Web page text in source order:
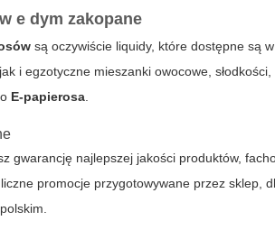
e dym zakopane
są oczywiście liquidy, które dostępne są
i egzotyczne mieszanki owocowe,
E-papierosa
gwarancję najlepszej jakości produktów,
promocje przygotowywane przez sklep,